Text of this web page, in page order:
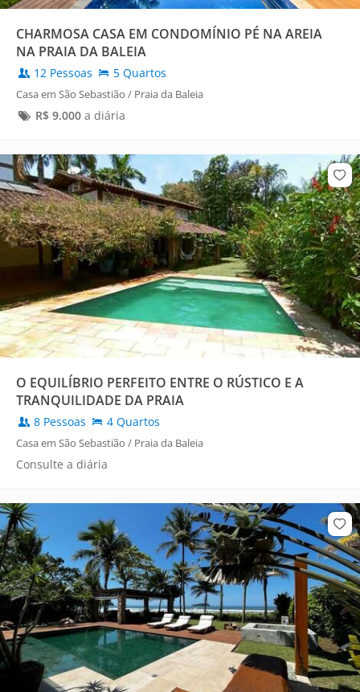
CHARMOSA CASA EM CONDOMÍNIO PÉ NA AREIA
NA PRAIA DA BALEIA
12 Pessoas 5 Quartos
Casa em São Sebastião / Praia da Baleia
R$ 9.000a diária
O EQUILÍBRIO PERFEITO ENTRE O RÚSTICO E A
TRANQUILIDADE DA PRAIA
8 Pessoas 4 Quartos
Casa em São Sebastião / Praia da Baleia
Consulte a diária